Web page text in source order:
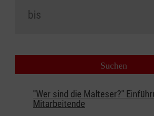
"Wer sind die Malteser?"
Mitarbeitende